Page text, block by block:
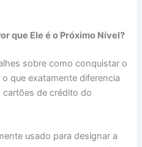
que Ele é o Próximo Nível?
sobre como conquistar o
que exatamente diferencia
cartões de crédito do
usado para designar a